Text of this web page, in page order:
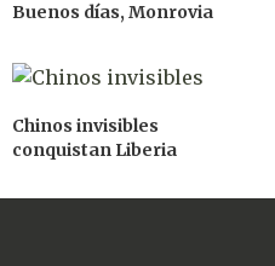
Buenos días, Monrovia
Chinos invisibles
conquistan Liberia